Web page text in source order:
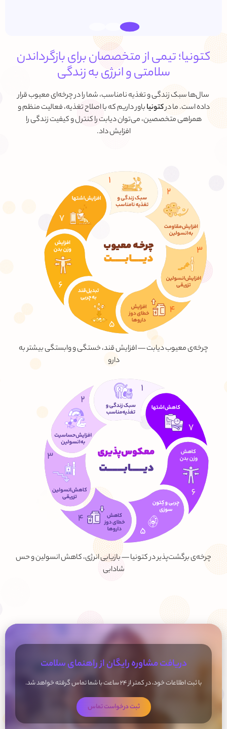
کتونیا؛ تیمی از متخصصان برای بازگرداندن
سلامتی و انرژی به زندگی
سال‌ها سبک زندگی و تغذیه نامناسب، شما را در چرخه‌ای معیوب قرار
داده است. ما درکتونیاباور داریم که با اصلاح تغذیه، فعالیت منظم و
همراهی متخصصین، می‌توان دیابت را کنترل و کیفیت زندگی را
افزایش داد.
چرخه‌ی معیوب دیابت — افزایش قند، خستگی و وابستگی بیشتر به
دارو
چرخه‌ی برگشت‌پذیر در کتونیا — بازیابی انرژی، کاهش انسولین و حس
شادابی
دریافت مشاوره رایگان از راهنمای سلامت
با ثبت اطلاعات خود، در کمتر از ۲۴ ساعت با شما تماس گرفته خواهد شد.
ثبت درخواست تماس